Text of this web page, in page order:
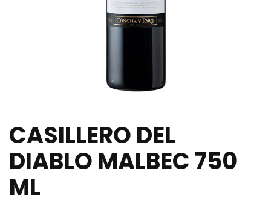
CASILLERO DEL
DIABLO MALBEC 750
ML